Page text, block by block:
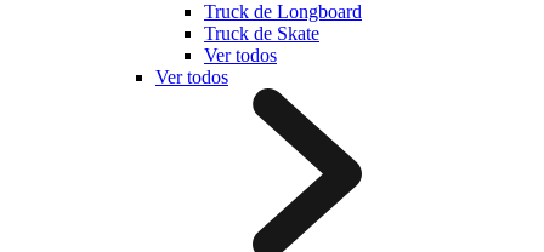
Truck de Longboard
Truck de Skate
Ver todos
Ver todos